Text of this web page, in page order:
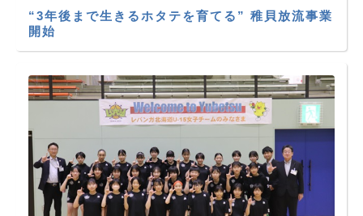
“3年後まで生きるホタテを育てる” 稚貝放流事業
開始